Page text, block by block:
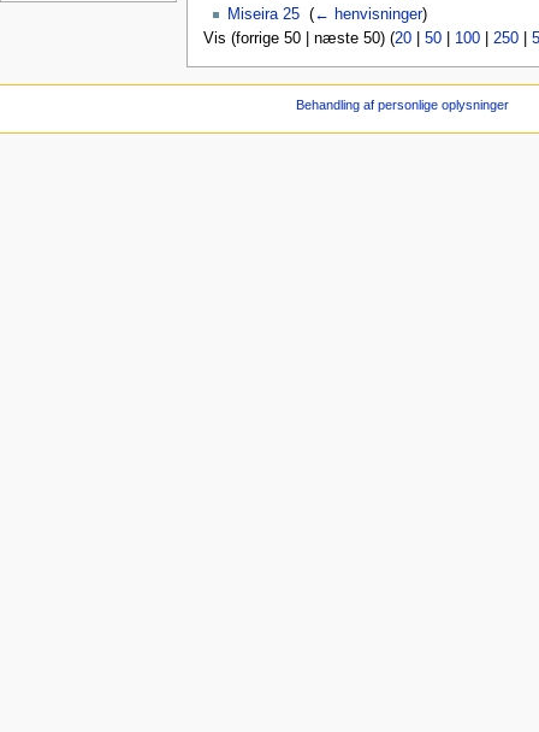
Miseira 25‎ (← henvisninger)
Vis (forrige 50 | næste 50) (20| 50| 100| 250|
Behandling af personlige oplysninger